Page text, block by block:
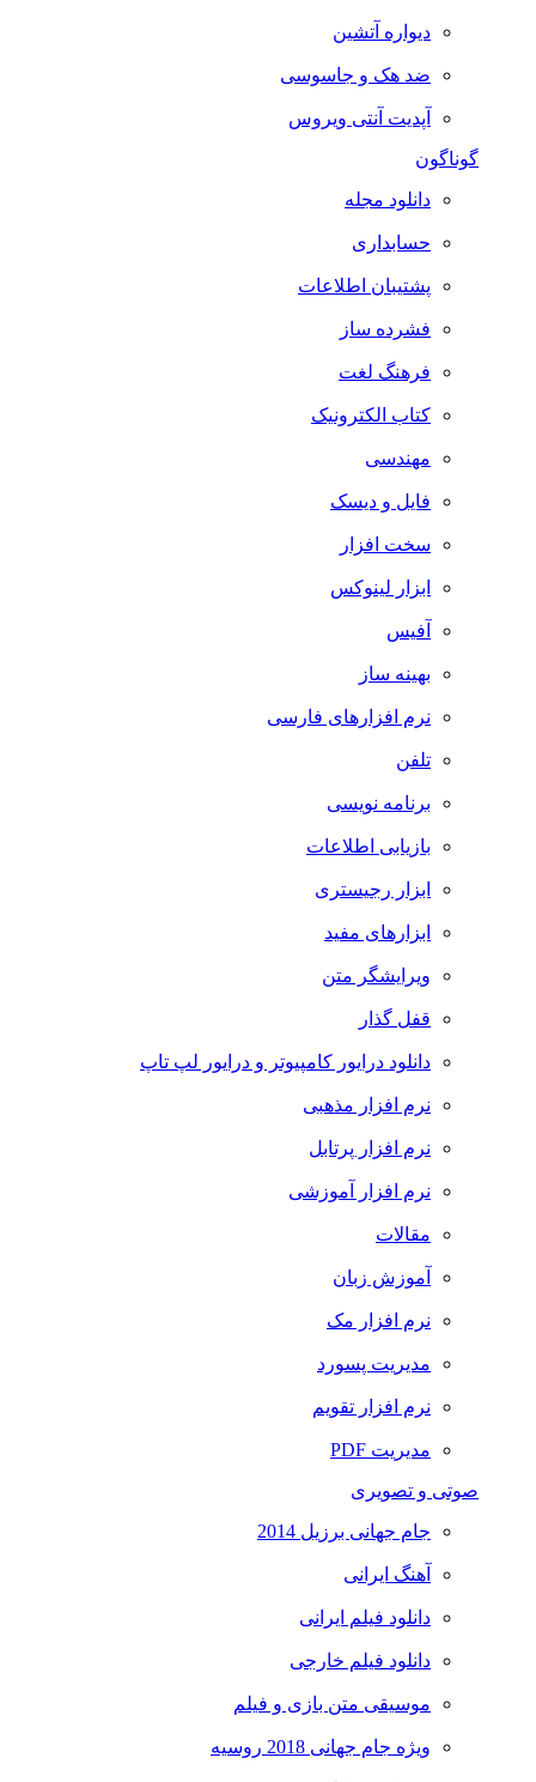
دیواره آتشین
ضد هک و جاسوسی
آپدیت آنتی ویروس
گوناگون
دانلود مجله
حسابداری
پشتیبان اطلاعات
فشرده ساز
فرهنگ لغت
کتاب الکترونیک
مهندسی
فایل و دیسک
سخت افزار
ابزار لینوکس
آفیس
بهینه ساز
نرم افزارهای فارسی
تلفن
برنامه نویسی
بازیابی اطلاعات
ابزار رجیستری
ابزارهای مفید
ویرایشگر متن
قفل گذار
دانلود درایور کامپیوتر و درایور لپ تاپ
نرم افزار مذهبی
نرم افزار پرتابل
نرم افزار آموزشی
مقالات
آموزش زبان
نرم افزار مک
مدیریت پسورد
نرم افزار تقویم
مدیریت PDF
صوتی و تصویری
جام جهانی برزیل 2014
آهنگ ایرانی
دانلود فیلم ایرانی
دانلود فیلم خارجی
موسیقی متن بازی و فیلم
ویژه جام جهانی 2018 روسیه